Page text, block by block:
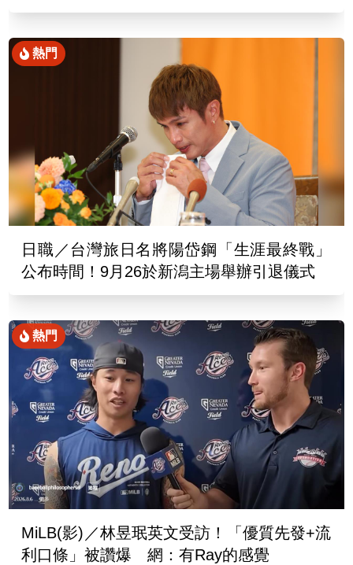
熱門
日職／台灣旅日名將陽岱鋼「生涯最終戰」
公布時間！9月26於新潟主場舉辦引退儀式
熱門
MiLB(影)／林昱珉英文受訪！「優質先發+流
利口條」被讚爆 網：有Ray的感覺